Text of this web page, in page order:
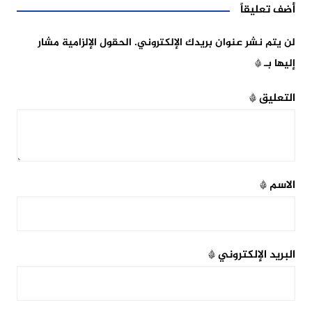
أضف تعليقاً
لن يتم نشر عنوان بريدك الإلكتروني. الحقول الإلزامية مشار
إليها بـ*
التعليق*
الاسم*
البريد الإلكتروني*